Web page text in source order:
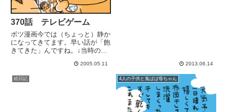
370話 テレビゲーム
ボツ漫画今では（ちょっと）静か
になってきてます。早い話が「飽
きてきた」んですね。↓当時の日
2005.05.11 2013.06.14
絵日記 4人の子供と鬼ばば母ちゃん